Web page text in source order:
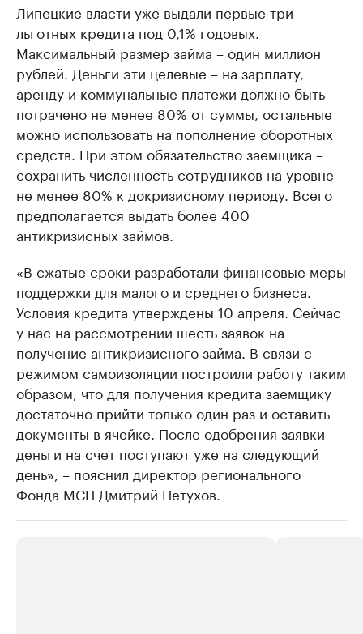
Липецкие власти уже выдали первые три
льготных кредита под 0,1% годовых.
Максимальный размер займа – один миллион
рублей. Деньги эти целевые – на зарплату,
аренду и коммунальные платежи должно быть
потрачено не менее 80% от суммы, остальные
можно использовать на пополнение оборотных
средств. При этом обязательство заемщика –
сохранить численность сотрудников на уровне
не менее 80% к докризисному периоду. Всего
предполагается выдать более 400
антикризисных займов.
«В сжатые сроки разработали финансовые меры
поддержки для малого и среднего бизнеса.
Условия кредита утверждены 10 апреля. Сейчас
у нас на рассмотрении шесть заявок на
получение антикризисного займа. В связи с
режимом самоизоляции построили работу таким
образом, что для получения кредита заемщику
достаточно прийти только один раз и оставить
документы в ячейке. После одобрения заявки
деньги на счет поступают уже на следующий
день», – пояснил директор регионального
Фонда МСП Дмитрий Петухов.